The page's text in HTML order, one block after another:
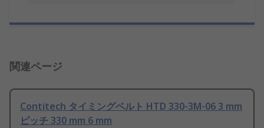
関連ページ
Contitech タイミングベルト HTD 330-3M-06 3 mm
ピッチ 330 mm 6 mm